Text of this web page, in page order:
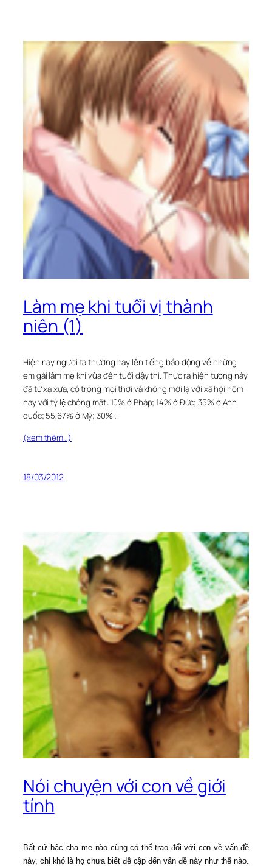
Làm mẹ khi tuổi vị thành
niên (1)
Hiện nay người ta thường hay lên tiếng báo động về những
em gái làm mẹ khi vừa đến tuổi dậy thì. Thực ra hiện tượng này
đã từ xa xưa, có trong mọi thời và không mới lạ với xã hội hôm
nay với tỷ lệ chóng mặt: 10% ở Pháp; 14% ở Đức; 35% ở Anh
quốc; 55,67% ở Mỹ; 30%…
(xem thêm…)
18/03/2012
Nói chuyện với con về giới
tính
Bất cứ bậc cha mẹ nào cũng có thể trao đổi với con về vấn đề
này, chỉ khó là họ chưa biết đề cập đến vấn đề này nh­ư thế nào.